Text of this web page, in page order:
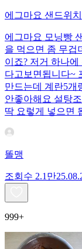
에그마요 샌드위치
에그마요 모닝빵
을 먹으면 좀 무겁
이죠? 저거 하나
다고보면됩니다~
만드는데 계란5개
안좋아해요 설탕
딱 요렇게 넣으면
똘맹
조회수 2.1만
999+